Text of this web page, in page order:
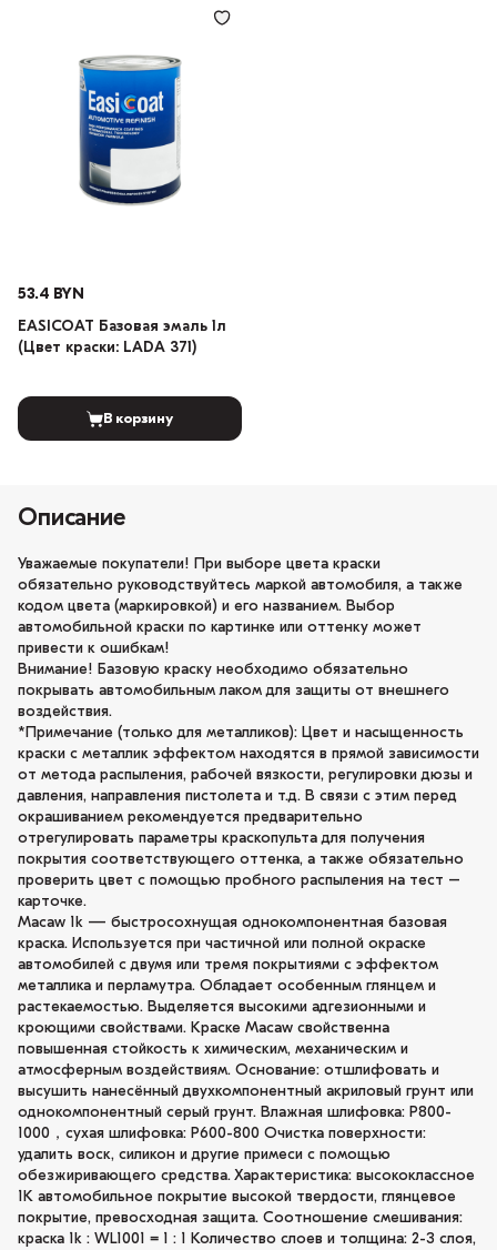
53.4 BYN
EASICOAT Базовая эмаль 1л
(Цвет краски: LADA 371)
В корзину
Описание
Уважаемые покупатели! При выборе цвета краски
обязательно руководствуйтесь маркой автомобиля, а также
кодом цвета (маркировкой) и его названием. Выбор
автомобильной краски по картинке или оттенку может
привести к ошибкам!
Внимание! Базовую краску необходимо обязательно
покрывать автомобильным лаком для защиты от внешнего
воздействия.
*Примечание (только для металликов): Цвет и насыщенность
краски с металлик эффектом находятся в прямой зависимости
от метода распыления, рабочей вязкости, регулировки дюзы и
давления, направления пистолета и т.д. В связи с этим перед
окрашиванием рекомендуется предварительно
отрегулировать параметры краскопульта для получения
покрытия соответствующего оттенка, а также обязательно
проверить цвет с помощью пробного распыления на тест –
карточке.
Macaw 1k — быстросохнущая однокомпонентная базовая
краска. Используется при частичной или полной окраске
автомобилей с двумя или тремя покрытиями с эффектом
металлика и перламутра. Обладает особенным глянцем и
растекаемостью. Выделяется высокими адгезионными и
кроющими свойствами. Краске Macaw свойственна
повышенная стойкость к химическим, механическим и
атмосферным воздействиям. Основание: отшлифовать и
высушить нанесённый двухкомпонентный акриловый грунт или
однокомпонентный серый грунт. Влажная шлифовка: P800-
1000，сухая шлифовка: P600-800 Очистка поверхности:
удалить воск, силикон и другие примеси с помощью
обезжиривающего средства. Характеристика: высококлассное
1K автомобильное покрытие высокой твердости, глянцевое
покрытие, превосходная защита. Соотношение смешивания:
краска 1k : WL1001 = 1 : 1 Количество слоев и толщина: 2-3 слоя,